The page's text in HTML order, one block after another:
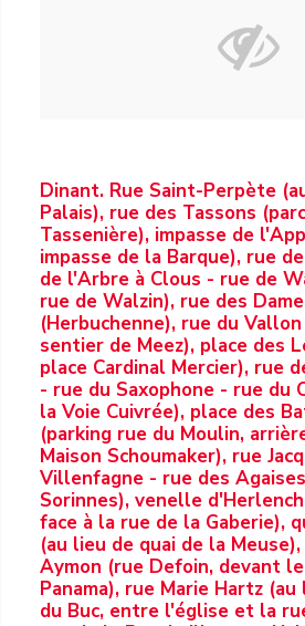
Dinant. Rue Saint-Perpète
Palais), rue des Tassons
Tassenière), impasse de
impasse de la Barque), rue
de l'Arbre à Clous - rue de
rue de Walzin), rue des
(Herbuchenne), rue du
sentier de Meez), place des
place Cardinal Mercier), rue
- rue du Saxophone - rue du
la Voie Cuivrée), place des
(parking rue du Moulin,
Maison Schoumaker), rue
Villenfagne - rue des
Sorinnes), venelle
face à la rue de la Gaberie),
(au lieu de quai de la
Aymon (rue Defoin, devant
Panama), rue Marie Hartz
du Buc, entre l'église et la